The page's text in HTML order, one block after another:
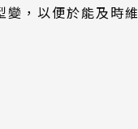
變，以便於能及時維